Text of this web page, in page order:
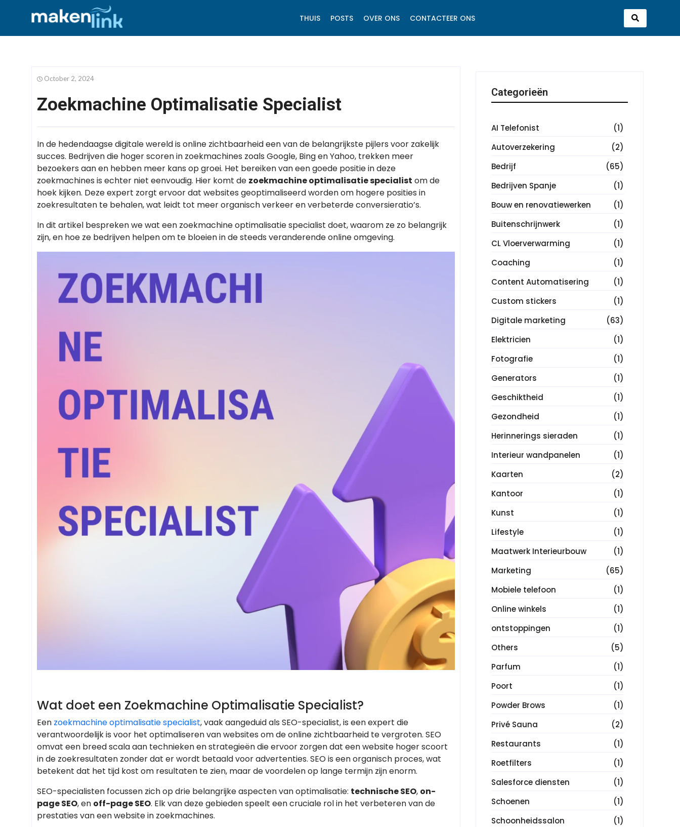
THUIS POSTS OVER ONS CONTACTEER ONS
October 2, 2024
Zoekmachine Optimalisatie Specialist
In de hedendaagse digitale wereld is online zichtbaarheid een van de belangrijkste pijlers voor zakelijk
succes. Bedrijven die hoger scoren in zoekmachines zoals Google, Bing en Yahoo, trekken meer
bezoekers aan en hebben meer kans op groei. Het bereiken van een goede positie in deze
zoekmachines is echter niet eenvoudig. Hier komt de zoekmachine optimalisatie specialist om de
hoek kijken. Deze expert zorgt ervoor dat websites geoptimaliseerd worden om hogere posities in
zoekresultaten te behalen, wat leidt tot meer organisch verkeer en verbeterde conversieratio’s.
In dit artikel bespreken we wat een zoekmachine optimalisatie specialist doet, waarom ze zo belangrijk
zijn, en hoe ze bedrijven helpen om te bloeien in de steeds veranderende online omgeving.
Wat doet een Zoekmachine Optimalisatie Specialist?
Een zoekmachine optimalisatie specialist, vaak aangeduid als SEO-specialist, is een expert die
verantwoordelijk is voor het optimaliseren van websites om de online zichtbaarheid te vergroten. SEO
omvat een breed scala aan technieken en strategieën die ervoor zorgen dat een website hoger scoort
in de zoekresultaten zonder dat er wordt betaald voor advertenties. SEO is een organisch proces, wat
betekent dat het tijd kost om resultaten te zien, maar de voordelen op lange termijn zijn enorm.
SEO-specialisten focussen zich op drie belangrijke aspecten van optimalisatie: technische SEO, on-
page SEO, en off-page SEO. Elk van deze gebieden speelt een cruciale rol in het verbeteren van de
prestaties van een website in zoekmachines.
Categorieën
AI Telefonist
(1)
Autoverzekering
(2)
Bedrijf
(65)
Bedrijven Spanje
(1)
Bouw en renovatiewerken
(1)
Buitenschrijnwerk
(1)
CL Vloerverwarming
(1)
Coaching
(1)
Content Automatisering
(1)
Custom stickers
(1)
Digitale marketing
(63)
Elektricien
(1)
Fotografie
(1)
Generators
(1)
Geschiktheid
(1)
Gezondheid
(1)
Herinnerings sieraden
(1)
Interieur wandpanelen
(1)
Kaarten
(2)
Kantoor
(1)
Kunst
(1)
Lifestyle
(1)
Maatwerk Interieurbouw
(1)
Marketing
(65)
Mobiele telefoon
(1)
Online winkels
(1)
ontstoppingen
(1)
Others
(5)
Parfum
(1)
Poort
(1)
Powder Brows
(1)
Privé Sauna
(2)
Restaurants
(1)
Roetfilters
(1)
Salesforce diensten
(1)
Schoenen
(1)
Schoonheidssalon
(1)